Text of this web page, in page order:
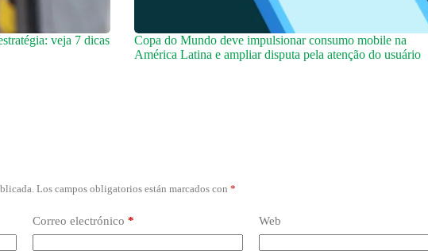
veja 7 dicas
Copa do Mundo deve impulsionar consumo mobile na
América Latina e ampliar disputa pela atenção do usuário
Los campos obligatorios están marcados con *
Correo electrónico * Web